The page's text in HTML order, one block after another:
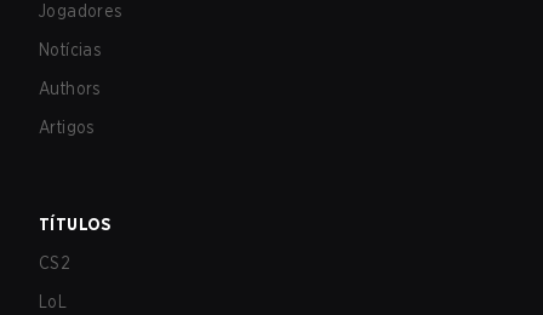
Jogadores
Notícias
Authors
Artigos
TÍTULOS
CS2
LoL